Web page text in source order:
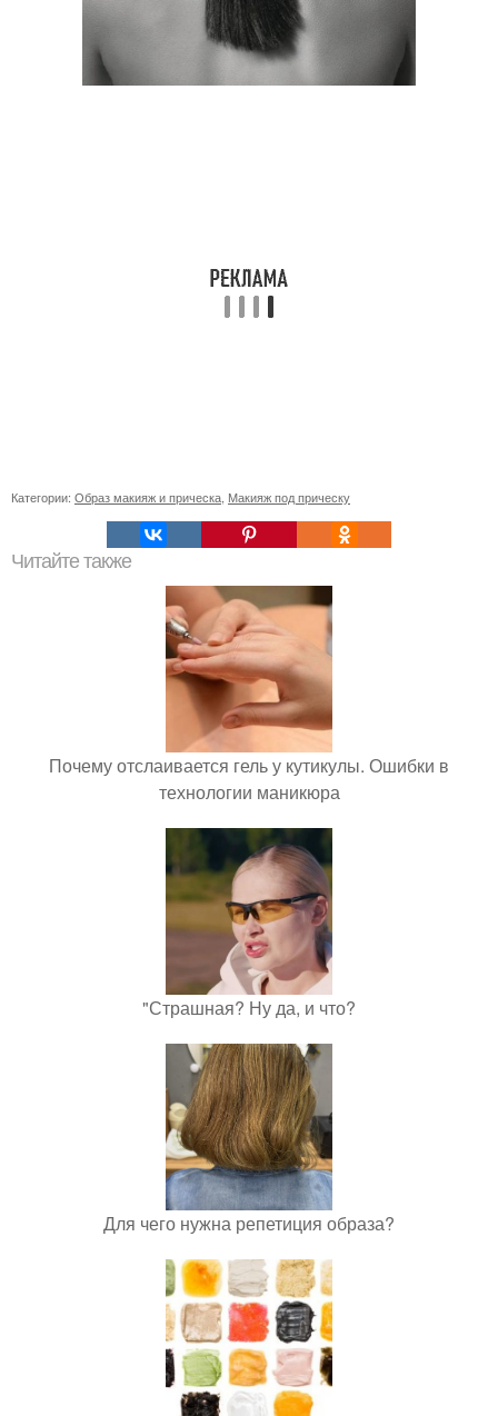
Категории: Образ макияж и прическа, Макияж под прическу
Читайте также
Почему отслаивается гель у кутикулы. Ошибки в
технологии маникюра
"Страшная? Ну да, и что?
Для чего нужна репетиция образа?